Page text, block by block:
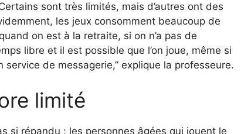
sont très limités, mais d’autres ont des
les jeux consomment beaucoup de
on est à la retraite, si on n’a pas de
libre et il est possible que l’on joue, même si
service de messagerie,” explique la professeure.
limité
si répandu : les personnes âgées qui jouent le